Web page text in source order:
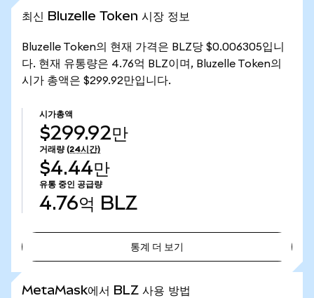
최신 Bluzelle Token 시장 정보
Bluzelle Token의 현재 가격은 BLZ당 $0.006305입니
다. 현재 유통량은 4.76억 BLZ이며, Bluzelle Token의
시가 총액은 $299.92만입니다.
시가총액
$299.92만
거래량 (24시간)
$4.44만
유통 중인 공급량
4.76억 BLZ
통계 더 보기
MetaMask에서 BLZ 사용 방법